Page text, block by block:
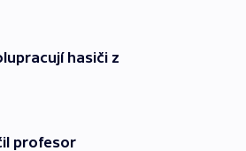
hasiči z
profesor